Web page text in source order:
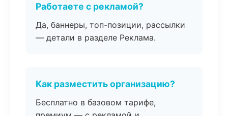
Работаете с рекламой?
Да, баннеры, топ-позиции, рассылки
— детали в разделе Реклама.
Как разместить организацию?
Бесплатно в базовом тарифе,